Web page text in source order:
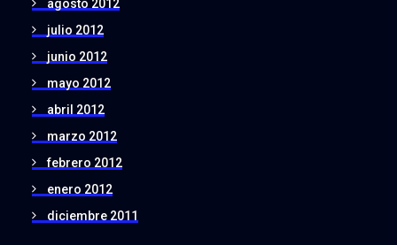
agosto 2012
julio 2012
junio 2012
mayo 2012
abril 2012
marzo 2012
febrero 2012
enero 2012
diciembre 2011